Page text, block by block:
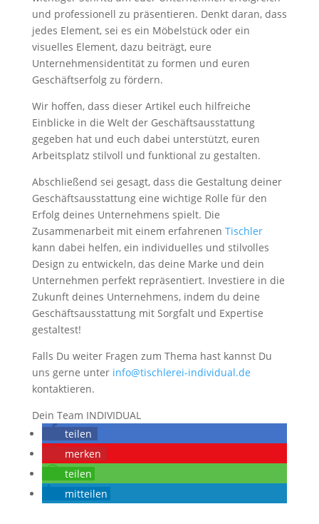
und professionell zu präsentieren. Denkt daran, dass
jedes Element, sei es ein Möbelstück oder ein
visuelles Element, dazu beiträgt, eure
Unternehmensidentität zu formen und euren
Geschäftserfolg zu fördern.
Wir hoffen, dass dieser Artikel euch hilfreiche
Einblicke in die Welt der Geschäftsausstattung
gegeben hat und euch dabei unterstützt, euren
Arbeitsplatz stilvoll und funktional zu gestalten.
Abschließend sei gesagt, dass die Gestaltung deiner
Geschäftsausstattung eine wichtige Rolle für den
Erfolg deines Unternehmens spielt. Die
Zusammenarbeit mit einem erfahrenen Tischler
kann dabei helfen, ein individuelles und stilvolles
Design zu entwickeln, das deine Marke und dein
Unternehmen perfekt repräsentiert. Investiere in die
Zukunft deines Unternehmens, indem du deine
Geschäftsausstattung mit Sorgfalt und Expertise
gestaltest!
Falls Du weiter Fragen zum Thema hast kannst Du
uns gerne unter info@tischlerei-individual.de
kontaktieren.
Dein Team INDIVIDUAL
teilen
merken
teilen
mitteilen